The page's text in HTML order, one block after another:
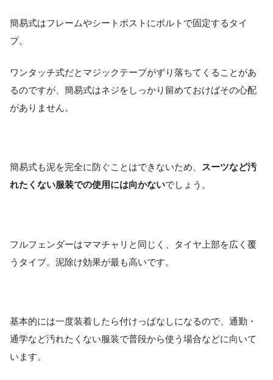
簡易式はフレームやシートポストにボルトで固定するタイ
プ。
ワンタッチ式だとマジックテープがずり落ちてくることがあ
るのですが、簡易式はネジをしっかり留めておけばその心配
がありません。
簡易式も泥を完全に防ぐことはできないため、
スーツなど汚
れたくない服装での使用には向かないでしょう。
フルフェンダーはママチャリと同じく、タイヤ上部を広く覆
うタイプ。泥除け効果が最も高いです。
基本的には一度装着したら付けっぱなしになるので、通勤・
通学など汚れたくない服装で普段から使う場合などに向いて
います。